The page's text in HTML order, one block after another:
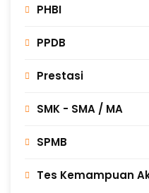
PHBI
PPDB
Prestasi
SMK - SMA / MA
SPMB
Tes Kemampuan